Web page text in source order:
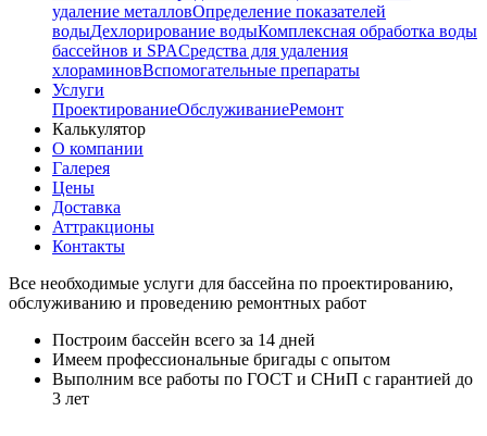
удаление металловОпределение показателей
водыДехлорирование водыКомплексная обработка воды
бассейнов и SPAСредства для удаления
хлораминовВспомогательные препараты
Услуги
ПроектированиеОбслуживаниеРемонт
Калькулятор
О компании
Галерея
Цены
Доставка
Аттракционы
Контакты
Все необходимые услуги для бассейна по проектированию,
обслуживанию и проведению ремонтных работ
Построим бассейн всего за 14 дней
Имеем профессиональные бригады с опытом
Выполним все работы по ГОСТ и СНиП с гарантией до
3 лет